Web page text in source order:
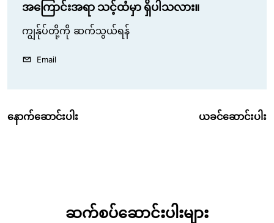
အကြောင်းအရာ သင့်ထံမှာ ရှိပါသလား။
ကျွန်ုပ်တို့ကို ဆက်သွယ်ရန်
Email
နောက်ဆောင်းပါး ယခင်ဆောင်းပါး
ဆက်စပ်ဆောင်းပါးများ